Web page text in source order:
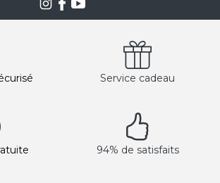
Service cadeau
94% de satisfaits